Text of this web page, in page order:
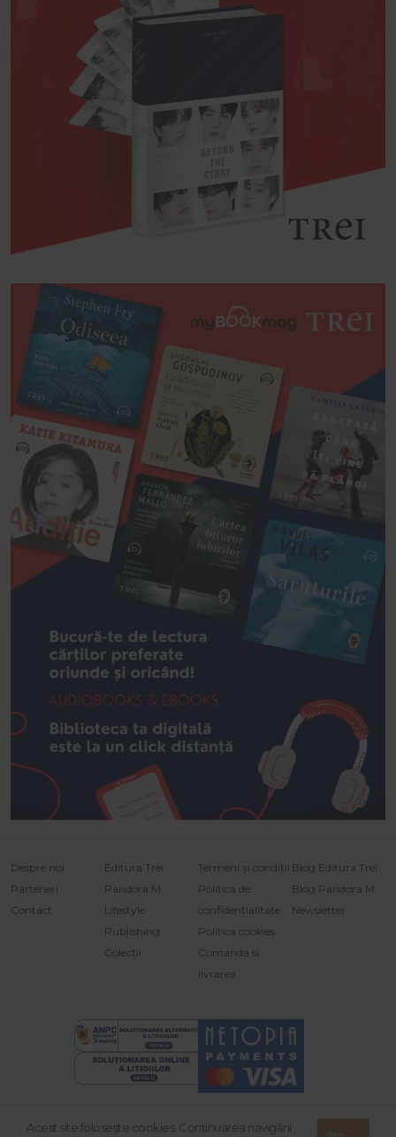
Despre noi
Parteneri
Contact
Editura Trei
Pandora M
Lifestyle
Publishing
Colecții
Termeni și condiții
Politica de
confidențialitate
Politica cookies
Comanda si
livrarea
Blog Editura Trei
Blog Pandora M
Newsletter
Acest site foloseşte cookies. Continuarea navigării